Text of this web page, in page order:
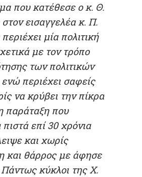
που κατέθεσε ο κ. Θ.
εισαγγελέα κ. Π.
μία πολιτική
με τον τρόπο
των πολιτικών
περιέχει σαφείς
να κρύβει την πίκρα
παράταξη που
επί 30 χρόνια
και χωρίς
και θάρρος με άφησε
κύκλοι της Χ.